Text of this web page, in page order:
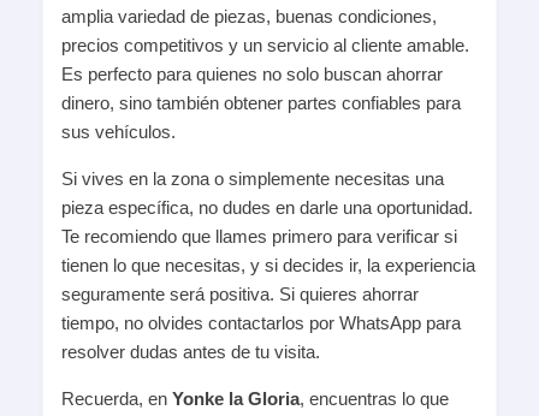
amplia variedad de piezas, buenas condiciones,
precios competitivos y un servicio al cliente amable.
Es perfecto para quienes no solo buscan ahorrar
dinero, sino también obtener partes confiables para
sus vehículos.
Si vives en la zona o simplemente necesitas una
pieza específica, no dudes en darle una oportunidad.
Te recomiendo que llames primero para verificar si
tienen lo que necesitas, y si decides ir, la experiencia
seguramente será positiva. Si quieres ahorrar
tiempo, no olvides contactarlos por WhatsApp para
resolver dudas antes de tu visita.
Recuerda, en Yonke la Gloria, encuentras lo que